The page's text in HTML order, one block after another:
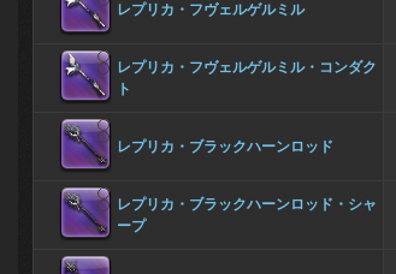
レプリカ・フヴェルゲルミル
レプリカ・フヴェルゲルミル・コンダク
ト
レプリカ・ブラックハーンロッド
レプリカ・ブラックハーンロッド・シャ
ープ